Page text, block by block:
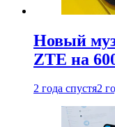
Новый
ZTE на
2 года спустя2